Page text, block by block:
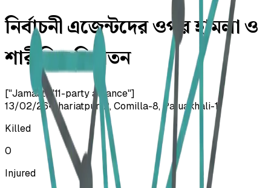
নির্বাচনী এজেন্টদের ওপর হামলা ও
শারীরিক নির্যাতন
["Jamaat","11-party alliance"]
13/02/26• Shariatpur-2, Comilla-8, Patuakhali-1
Killed
0
Injured